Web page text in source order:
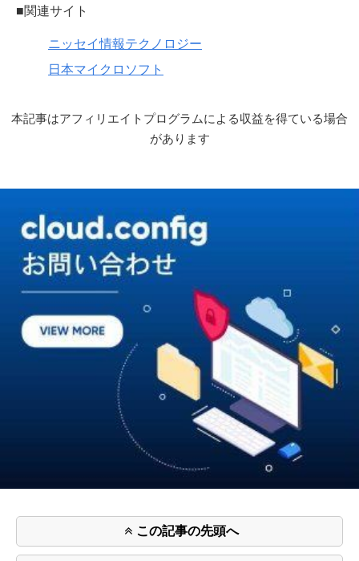
■関連サイト
ニッセイ情報テクノロジー
日本マイクロソフト
本記事はアフィリエイトプログラムによる収益を得ている場合
があります
この記事の先頭へ